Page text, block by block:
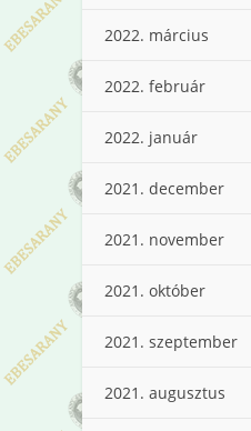
2022. március
2022. február
2022. január
2021. december
2021. november
2021. október
2021. szeptember
2021. augusztus